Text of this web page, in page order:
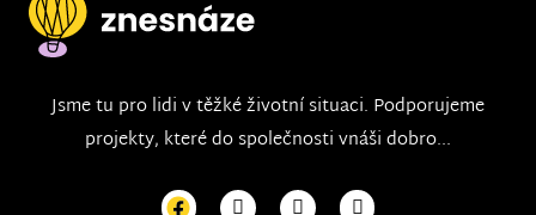
Jsme tu pro lidi v těžké životní situaci. Podporujeme
projekty, které do společnosti vnáši dobro...